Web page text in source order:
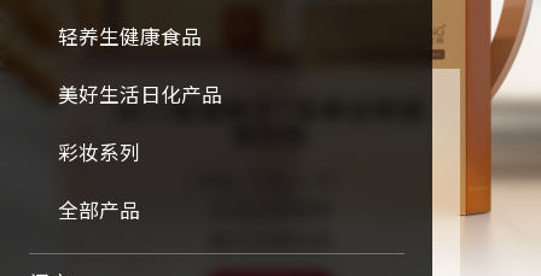
轻养生健康食品
美好生活日化产品
彩妆系列
全部产品
MCT超级种子™多种谷物固